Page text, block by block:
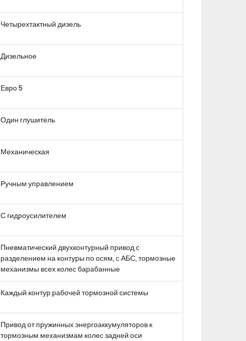
Четырехтактный дизель
Дизельное
Евро 5
Один глушитель
Механическая
Ручным управлением
С гидроусилителем
Пневматический двухконтурный привод с
разделением на контуры по осям, с АБС, тормозные
механизмы всех колес барабанные
Каждый контур рабочей тормозной системы
Привод от пружинных энергоаккумуляторов к
тормозным механизмам колес задней оси